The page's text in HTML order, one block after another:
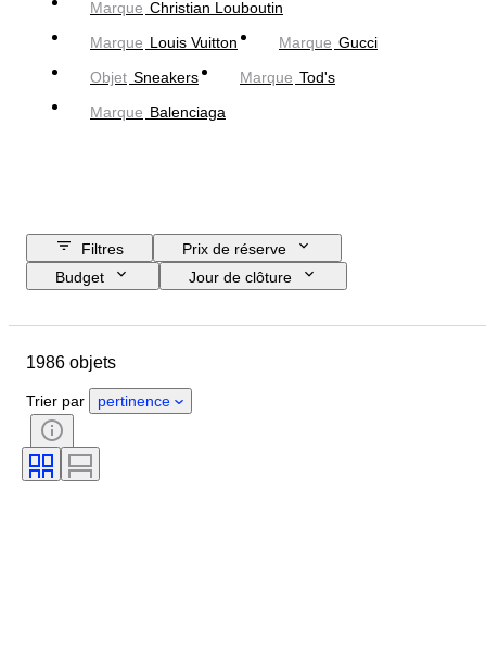
Marque Christian Louboutin
Marque Louis Vuitton Marque Gucci
Objet Sneakers Marque Tod's
Marque Balenciaga
Filtres
Prix de réserve
Budget
Jour de clôture
Matériau
Signature
Accessoires inclus
Modèle
1986 objets
Trier par pertinence